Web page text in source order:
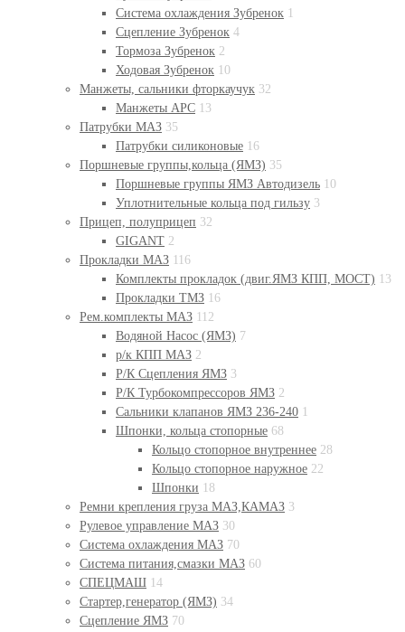
Система охлаждения Зубренок 1
Сцепление Зубренок 4
Тормоза Зубренок 2
Ходовая Зубренок 10
Манжеты, сальники фторкаучук 32
Манжеты АРС 13
Патрубки МАЗ 35
Патрубки силиконовые 16
Поршневые группы,кольца (ЯМЗ) 35
Поршневые группы ЯМЗ Автодизель 10
Уплотнительные кольца под гильзу 3
Прицеп, полуприцеп 32
GIGANT 2
Прокладки МАЗ 116
Комплекты прокладок (двиг.ЯМЗ КПП, МОСТ) 13
Прокладки ТМЗ 16
Рем.комплекты МАЗ 112
Водяной Насос (ЯМЗ) 7
р/к КПП МАЗ 2
Р/К Сцепления ЯМЗ 3
Р/К Турбокомпрессоров ЯМЗ 2
Сальники клапанов ЯМЗ 236-240 1
Шпонки, кольца стопорные 68
Кольцо стопорное внутреннее 28
Кольцо стопорное наружное 22
Шпонки 18
Ремни крепления груза МАЗ,КАМАЗ 3
Рулевое управление МАЗ 30
Система охлаждения МАЗ 70
Система питания,смазки МАЗ 60
СПЕЦМАШ 14
Стартер,генератор (ЯМЗ) 34
Сцепление ЯМЗ 70